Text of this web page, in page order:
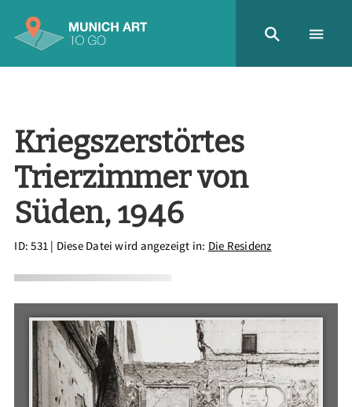
Kriegszerstörtes
Trierzimmer von
Süden, 1946
ID: 531 | Diese Datei wird angezeigt in: Die Residenz